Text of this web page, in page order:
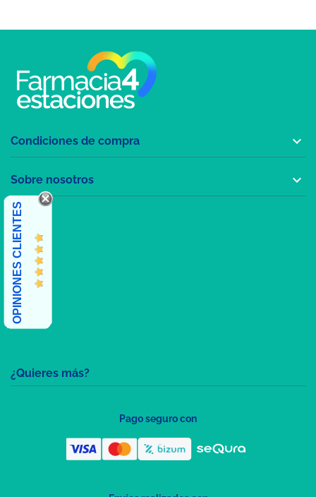
¿Quieres más?
Condiciones de compra 
Sobre nosotros 
OPINIONES CLIENTES
Pago seguro con